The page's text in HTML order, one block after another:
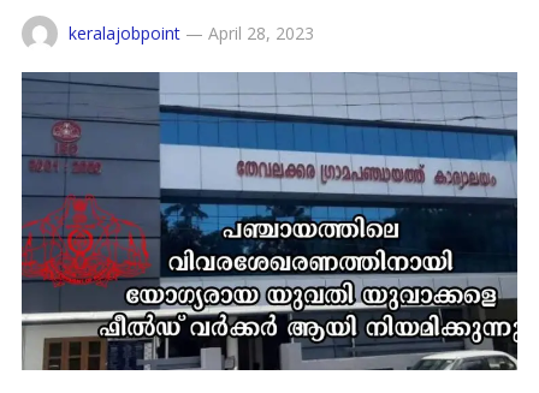
keralajobpoint— April 28, 2023